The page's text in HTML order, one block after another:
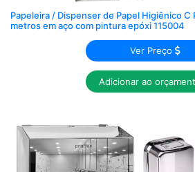
Papeleira / Dispenser de Papel Higiênico
metros em aço com pintura epóxi 115004
Ver Preço
Adicionar ao